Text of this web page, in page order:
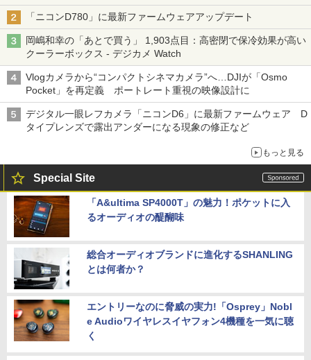
「ニコンD780」に最新ファームウェアアップデート
岡嶋和幸の「あとで買う」 1,903点目：高密閉で保冷効果が高い
クーラーボックス - デジカメ Watch
Vlogカメラから“コンパクトシネマカメラ”へ…DJIが「Osmo
Pocket」を再定義 ポートレート重視の映像設計に
デジタル一眼レフカメラ「ニコンD6」に最新ファームウェア D
タイプレンズで露出アンダーになる現象の修正など
もっと見る
Special Site
「A&ultima SP4000T」の魅力！ポケットに入
るオーディオの醍醐味
総合オーディオブランドに進化するSHANLING
とは何者か？
エントリーなのに脅威の実力!「Osprey」Nobl
e Audioワイヤレスイヤフォン4機種を一気に聴
く